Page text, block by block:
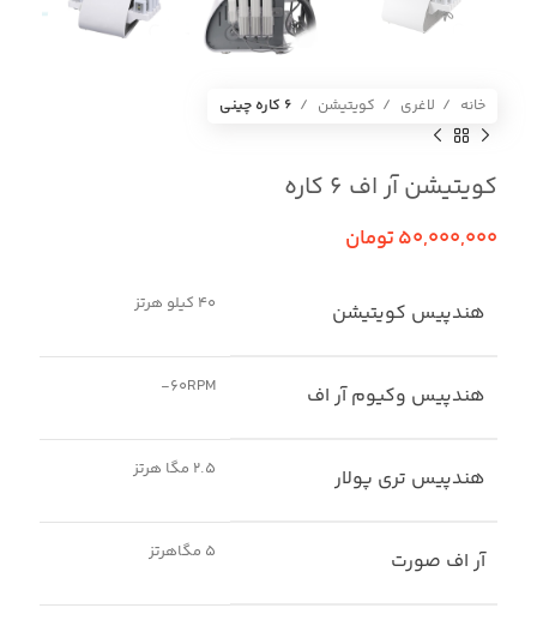
خانه لاغری کویتیشن 6 کاره چینی
کویتیشن آر اف 6 کاره
50,000,000تومان
هندپیس کویتیشن 40 کیلو هرتز
هندپیس وکیوم آر اف 60RPM-
هندپیس تری پولار 2.5 مگا هرتز
آر اف صورت 5 مگاهرتز